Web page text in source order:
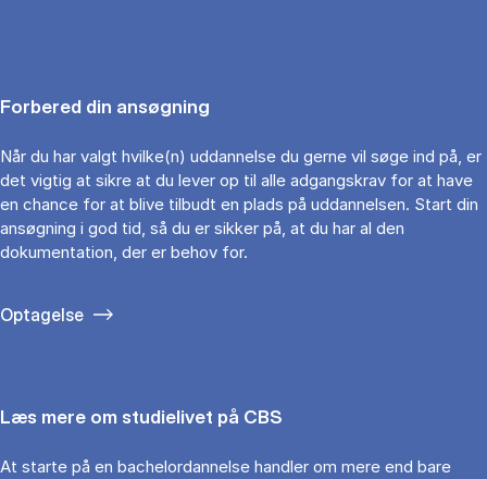
Forbered din ansøgning
Når du har valgt hvilke(n) uddannelse du gerne vil søge ind på, er
det vigtig at sikre at du lever op til alle adgangskrav for at have
en chance for at blive tilbudt en plads på uddannelsen. Start din
ansøgning i god tid, så du er sikker på, at du har al den
dokumentation, der er behov for.
Optagelse
Læs mere om studielivet på CBS
At starte på en bachelordannelse handler om mere end bare